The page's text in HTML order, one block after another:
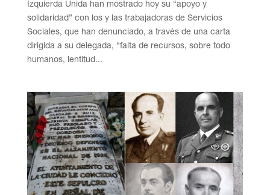
Izquierda Unida han mostrado hoy su “apoyo y
solidaridad” con los y las trabajadoras de Servicios
Sociales, que han denunciado, a través de una carta
dirigida a su delegada, “falta de recursos, sobre todo
humanos, lentitud...